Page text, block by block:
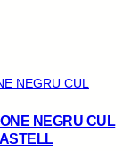
NEGRU CUL